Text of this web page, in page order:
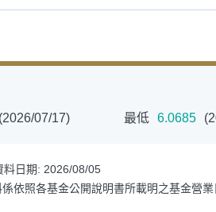
PGIM系列基金 168循環投資
壽星優惠
(2026/07/17) 最低 6.0685
料日期: 2026/08/05
依照各基金公開說明書所載明之基金營